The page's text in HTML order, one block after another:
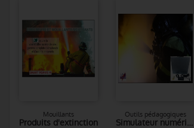
Mouillants
Produits d'extinction
Outils pédagogiques
Simulateur numérique Incendie ATTACK